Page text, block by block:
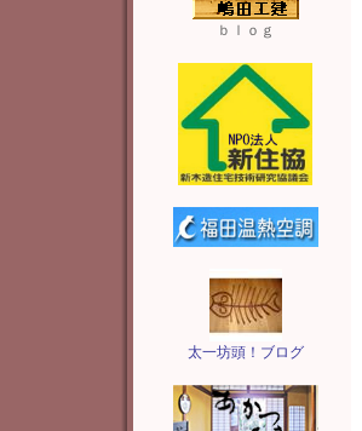
ｂｌｏｇ
太一坊頭！ブログ